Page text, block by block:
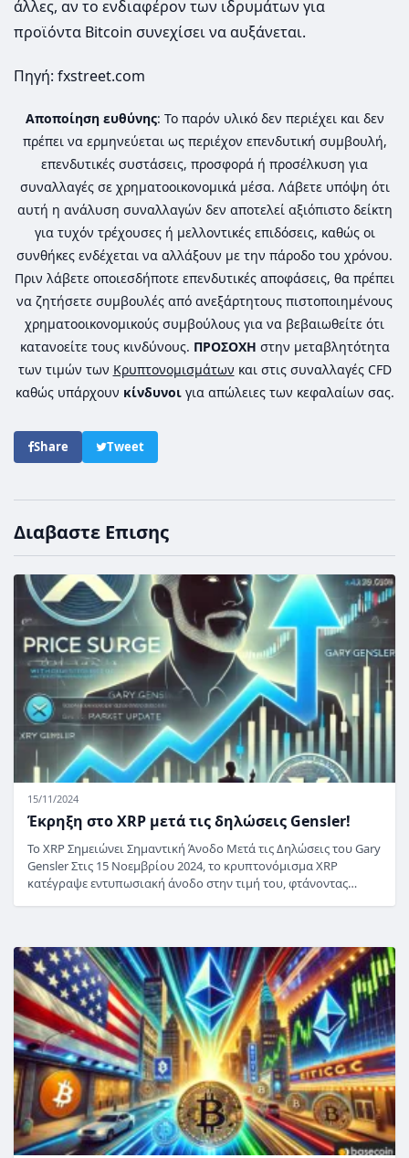
άλλες, αν το ενδιαφέρον των ιδρυμάτων για
προϊόντα Bitcoin συνεχίσει να αυξάνεται.
Πηγή: fxstreet.com
Αποποίηση ευθύνης: Το παρόν υλικό δεν περιέχει και δεν
πρέπει να ερμηνεύεται ως περιέχον επενδυτική συμβουλή,
επενδυτικές συστάσεις, προσφορά ή προσέλκυση για
συναλλαγές σε χρηματοοικονομικά μέσα. Λάβετε υπόψη ότι
αυτή η ανάλυση συναλλαγών δεν αποτελεί αξιόπιστο δείκτη
για τυχόν τρέχουσες ή μελλοντικές επιδόσεις, καθώς οι
συνθήκες ενδέχεται να αλλάξουν με την πάροδο του χρόνου.
Πριν λάβετε οποιεσδήποτε επενδυτικές αποφάσεις, θα πρέπει
να ζητήσετε συμβουλές από ανεξάρτητους πιστοποιημένους
χρηματοοικονομικούς συμβούλους για να βεβαιωθείτε ότι
κατανοείτε τους κινδύνους. ΠΡΟΣΟΧΗ στην μεταβλητότητα
των τιμών των Κρυπτονομισμάτων και στις συναλλαγές CFD
καθώς υπάρχουν κίνδυνοιγια απώλειες των κεφαλαίων σας.
Share Tweet
Διαβαστε Επισης
15/11/2024
Έκρηξη στο XRP μετά τις δηλώσεις Gensler!
Το XRP Σημειώνει Σημαντική Άνοδο Μετά τις Δηλώσεις του Gary
Gensler Στις 15 Νοεμβρίου 2024, το κρυπτονόμισμα XRP
κατέγραψε εντυπωσιακή άνοδο στην τιμή του, φτάνοντας…